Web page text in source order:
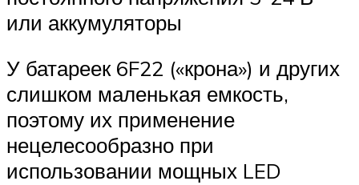
или аккумуляторы
У батареек 6F22 («крона») и других
слишком маленькая емкость,
поэтому их применение
нецелесообразно при
использовании мощных LED